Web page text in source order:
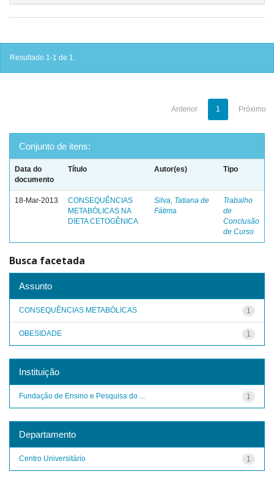
Resultado 1-1 de 1.
Anterior 1 Próximo
Conjunto de itens:
Data do
documento
Título Autor(es) Tipo
18-Mar-2013
CONSEQUÊNCIAS
METABÓLICAS NA
DIETA CETOGÊNICA
Silva, Tatiana de
Fátima
Trabalho
de
Conclusão
de Curso
Busca facetada
Assunto
1
CONSEQUÊNCIAS METABÓLICAS
1
OBESIDADE
Instituição
1
Fundação de Ensino e Pesquisa do ...
Departamento
1
Centro Universitário